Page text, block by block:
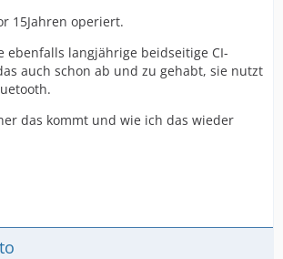
15Jahren operiert.
ebenfalls langjährige beidseitige CI-
auch schon ab und zu gehabt, sie nutzt
das kommt und wie ich das wieder